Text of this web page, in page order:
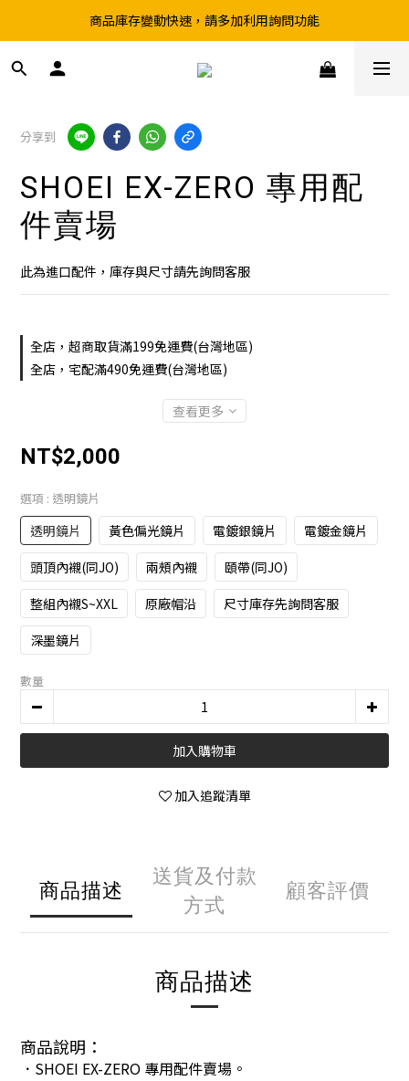
超取滿199、宅配滿490 享免運優惠
商品庫存變動快速，請多加利用詢問功能
前往實體店選購商品前，請先致電詢問庫存
分享到
SHOEI EX-ZERO 專用配
件賣場
此為進口配件，庫存與尺寸請先詢問客服
全店，超商取貨滿199免運費(台灣地區)
全店，宅配滿490免運費(台灣地區)
查看更多
NT$2,000
選項 : 透明鏡片
透明鏡片 黃色偏光鏡片 電鍍銀鏡片
電鍍金鏡片
頭頂內襯(同JO)
兩頰內襯
頤帶(同JO)
整組內襯S~XXL
原廠帽沿
尺寸庫存先詢問客服
深墨鏡片
數量
加入購物車
加入追蹤清單
商品描述
送貨及付款
方式
顧客評價
商品描述
商品說明 ：
． SHOEI EX-ZERO 專用配件賣場。